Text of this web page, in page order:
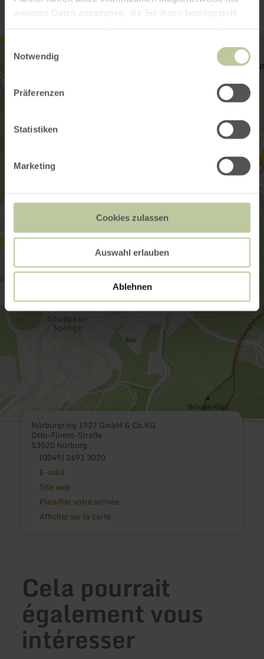
weiteren Daten zusammen, die Sie ihnen bereitgestellt
Notwendig
Präferenzen
Statistiken
Marketing
Cookies zulassen
Auswahl erlauben
Ablehnen
Nürburgring 1927 GmbH & Co.KG
Otto-Flimm-Straße
53520 Nürburg
(0049) 2691 3020
E-mail
Site web
Planifier votre arrivée
Afficher sur la carte
Cela pourrait
également vous
intéresser